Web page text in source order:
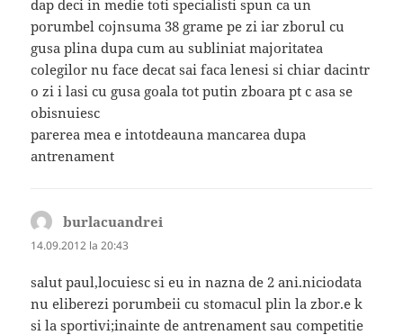
dap deci in medie toti specialisti spun ca un
porumbel cojnsuma 38 grame pe zi iar zborul cu
gusa plina dupa cum au subliniat majoritatea
colegilor nu face decat sai faca lenesi si chiar dacintr
o zi i lasi cu gusa goala tot putin zboara pt c asa se
obisnuiesc
parerea mea e intotdeauna mancarea dupa
antrenament
burlacuandrei
14.09.2012 la 20:43
salut paul,locuiesc si eu in nazna de 2 ani.niciodata
nu eliberezi porumbeii cu stomacul plin la zbor.e k
si la sportivi;inainte de antrenament sau competitie